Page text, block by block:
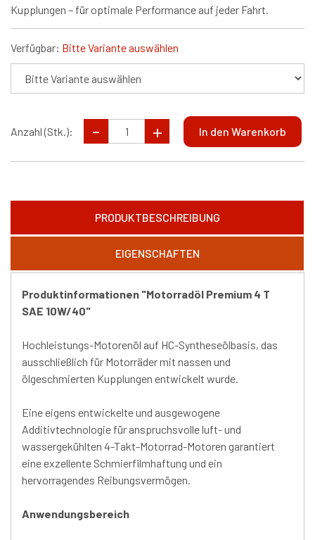
Kupplungen – für optimale Performance auf jeder Fahrt.
Verfügbar: Bitte Variante auswählen
Anzahl (Stk.):
PRODUKTBESCHREIBUNG
EIGENSCHAFTEN
Produktinformationen "Motorradöl Premium 4 T
SAE 10W/40"
Hochleistungs-Motorenöl auf HC-Syntheseölbasis, das
ausschließlich für Motorräder mit nassen und
ölgeschmierten Kupplungen entwickelt wurde.
Eine eigens entwickelte und ausgewogene
Additivtechnologie für anspruchsvolle luft- und
wassergekühlten 4-Takt-Motorrad-Motoren garantiert
eine exzellente Schmierfilmhaftung und ein
hervorragendes Reibungsvermögen.
Anwendungsbereich